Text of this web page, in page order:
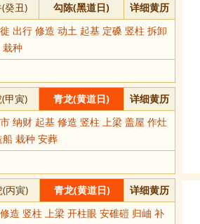
癸丑) 勾陈(黑道日) 详细黄历
出行 修造 动土 起基 定磉 竖柱 拆卸
栽种
甲寅) 青龙(黄道日) 详细黄历
纳财 起基 修造 竖柱 上梁 盖屋 作灶
船 栽种 安葬
丙寅) 青龙(黄道日) 详细黄历
造 竖柱 上梁 开柱眼 安碓磑 归岫 补